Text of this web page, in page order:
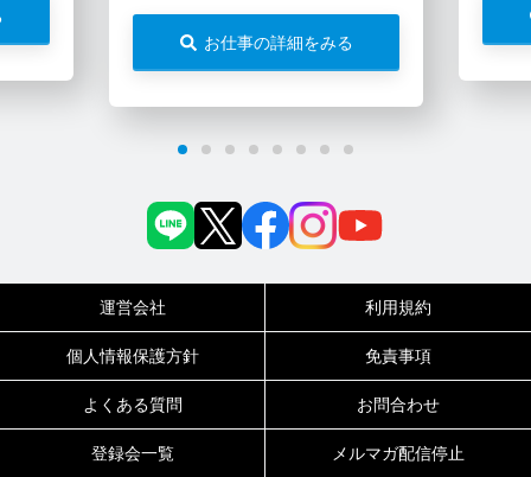
お仕事の詳細をみる
運営会社 利用規約
個人情報保護方針 免責事項
よくある質問 お問合わせ
登録会一覧 メルマガ配信停止